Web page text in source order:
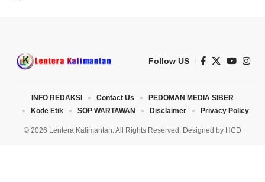
Follow US
© 2026 Lentera Kalimantan. All Rights Reserved. Designed by HCD
INFO REDAKSI Contact Us
PEDOMAN MEDIA SIBER
Kode Etik
SOP WARTAWAN Disclaimer Privacy Policy